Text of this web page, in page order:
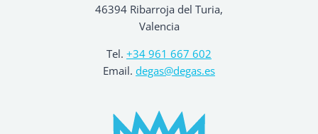
46394 Ribarroja del Turia,
Valencia
Tel. +34 961 667 602
Email. degas@degas.es